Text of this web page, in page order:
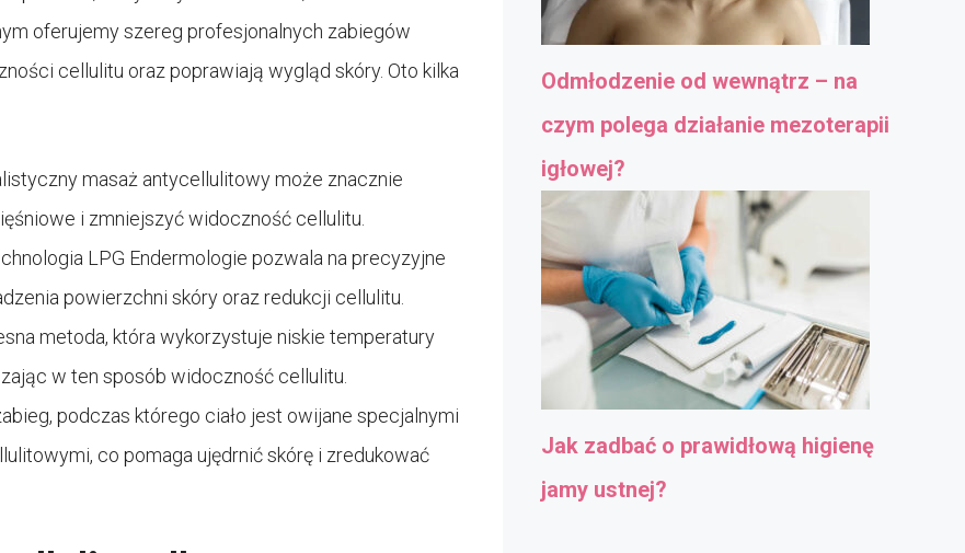
oferujemy szereg profesjonalnych zabiegów
cellulitu oraz poprawiają wygląd skóry. Oto kilka
masaż antycellulitowy może znacznie
i zmniejszyć widoczność cellulitu.
LPG Endermologie pozwala na precyzyjne
powierzchni skóry oraz redukcji cellulitu.
metoda, która wykorzystuje niskie temperatury
w ten sposób widoczność cellulitu.
podczas którego ciało jest owijane specjalnymi
co pomaga ujędrnić skórę i zredukować
Odmłodzenie od wewnątrz – na
czym polega działanie mezoterapii
igłowej?
Jak zadbać o prawidłową higienę
jamy ustnej?